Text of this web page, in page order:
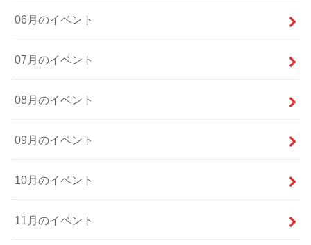
06月のイベント
07月のイベント
08月のイベント
09月のイベント
10月のイベント
11月のイベント